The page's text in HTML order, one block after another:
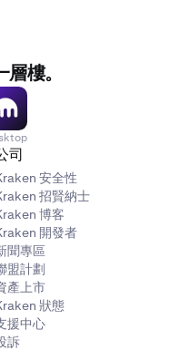
樓。
司
安全性
招賢納士
博客
開發者
聞專區
盟計劃
產上市
狀態
援中心
訴